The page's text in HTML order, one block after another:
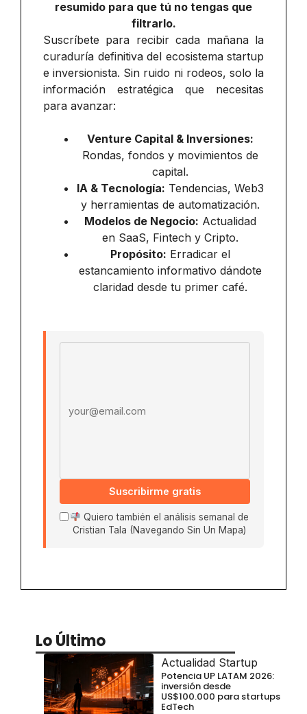
resumido para que tú no tengas que
filtrarlo.
Suscríbete para recibir cada mañana la
curaduría definitiva del ecosistema startup
e inversionista. Sin ruido ni rodeos, solo la
información estratégica que necesitas
para avanzar:
Venture Capital & Inversiones:
Rondas, fondos y movimientos de
capital.
IA & Tecnología: Tendencias, Web3
y herramientas de automatización.
Modelos de Negocio: Actualidad
en SaaS, Fintech y Cripto.
Propósito: Erradicar el
estancamiento informativo dándote
claridad desde tu primer café.
Suscribirme gratis
Quiero también el análisis semanal de
Cristian Tala (Navegando Sin Un Mapa)
Lo Último
Actualidad Startup
Potencia UP LATAM 2026:
inversión desde
US$100.000 para startups
EdTech